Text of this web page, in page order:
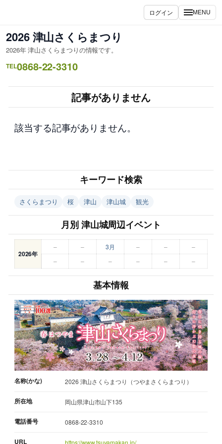
を
ス
キ
ッ
ログイン MENU
2026 津山さくらまつり
2026年 津山さくらまつりの情報です。
TEL0868-22-3310
記事がありません
該当する記事がありません。
キーワード検索
さくらまつり 桜 津山 津山城 観光
月別 津山城周辺イベント
2026年
– – 3月 – –
–
–
– – – – –
基本情報
名称(かな) 2026 津山さくらまつり（つやまさくらまつり）
所在地 岡山県津山市山下135
電話番号 0868-22-3310
URL https://www.tsuyamakan.jp/